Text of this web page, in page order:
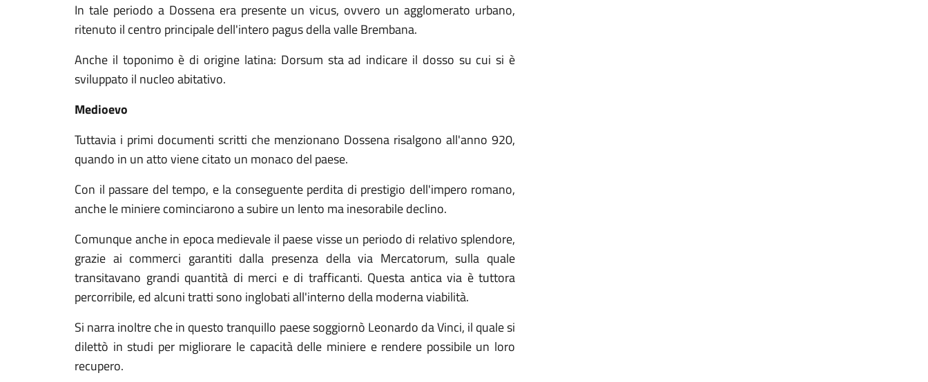
In tale periodo a Dossena era presente un vicus, ovvero un agglomerato urbano,
ritenuto il centro principale dell'intero pagus della valle Brembana.
Anche il toponimo è di origine latina: Dorsum sta ad indicare il dosso su cui si è
sviluppato il nucleo abitativo.
Medioevo
Tuttavia i primi documenti scritti che menzionano Dossena risalgono all'anno 920,
quando in un atto viene citato un monaco del paese.
Con il passare del tempo, e la conseguente perdita di prestigio dell'impero romano,
anche le miniere cominciarono a subire un lento ma inesorabile declino.
Comunque anche in epoca medievale il paese visse un periodo di relativo splendore,
grazie ai commerci garantiti dalla presenza della via Mercatorum, sulla quale
transitavano grandi quantità di merci e di trafficanti. Questa antica via è tuttora
percorribile, ed alcuni tratti sono inglobati all'interno della moderna viabilità.
Si narra inoltre che in questo tranquillo paese soggiornò Leonardo da Vinci, il quale si
dilettò in studi per migliorare le capacità delle miniere e rendere possibile un loro
recupero.